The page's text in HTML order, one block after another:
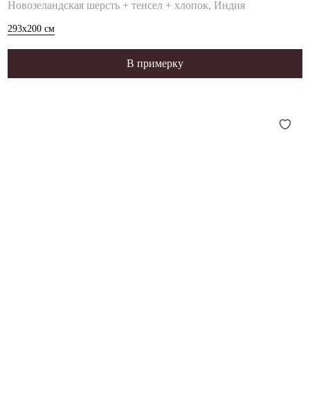
Новозеландская шерсть + тенсел + хлопок, Индия
293x200 см
В примерку